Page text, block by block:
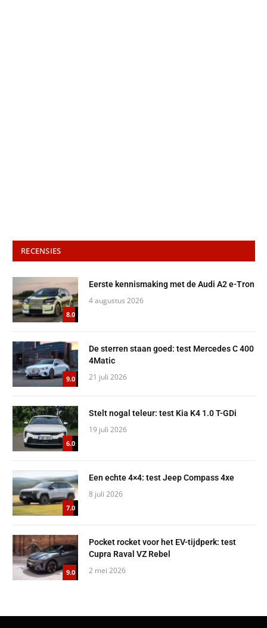
RECENSIES
8.0
Eerste kennismaking met de Audi A2 e-Tron
4 augustus 2026
9.0
De sterren staan goed: test Mercedes C 400
4Matic
21 juli 2026
6.0
Stelt nogal teleur: test Kia K4 1.0 T-GDi
19 juli 2026
7.0
Een echte 4×4: test Jeep Compass 4xe
8 juli 2026
9.0
Pocket rocket voor het EV-tijdperk: test
Cupra Raval VZ Rebel
2 mei 2026